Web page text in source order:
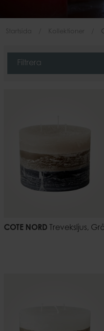
Startsida Kollektioner
Filtrera
COTE NORD Treveksljus,